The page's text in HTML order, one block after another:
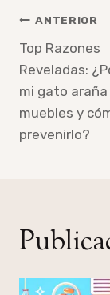
de
ANTERIOR
Top Razones
Reveladas:
mi gato araña
muebles y
prevenirlo?